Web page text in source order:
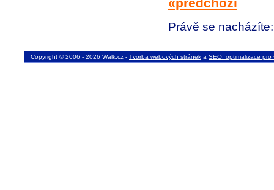
Právě se
Copyright © 2006 - 2026 Walk.cz - Tvorba webových stránek a SEO: optimalizace pro